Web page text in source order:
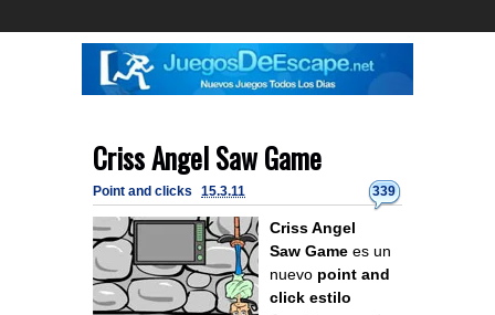
Criss Angel Saw Game
339
Point and clicks 15.3.11
Criss Angel
Saw Game es un
nuevo point and
click estilo